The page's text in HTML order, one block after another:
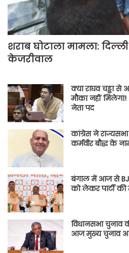
शराब घोटाला मामला:
केजरीवाल
क्या राघव चड्ढा
मौका नहीं
नेता पद
कांग्रेस ने राज्यसभा
कर्मवीर बौद्ध के
बंगाल में आज से BJP
को लेकर पार्टी की
विधानसभा चुनाव
आज मुख्य चुनाव